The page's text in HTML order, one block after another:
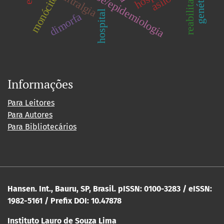
hospital
dimorfa
monócitos
Informações
Para Leitores
Para Autores
Para Bibliotecários
Hansen. Int., Bauru, SP, Brasil. pISSN: 0100-3283 / eISSN:
1982-5161 / Prefix DOI: 10.47878
Instituto Lauro de Souza Lima